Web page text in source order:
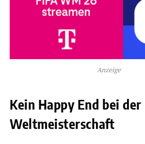
Anzeige
Kein Happy End bei der
Weltmeisterschaft